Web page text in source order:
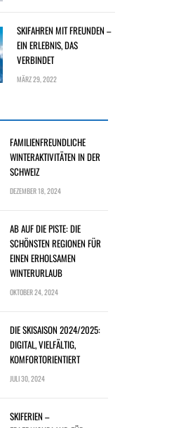
SKIFAHREN MIT FREUNDEN –
EIN ERLEBNIS, DAS
VERBINDET
MÄRZ 29, 2022
FAMILIENFREUNDLICHE
WINTERAKTIVITÄTEN IN DER
SCHWEIZ
DEZEMBER 18, 2024
AB AUF DIE PISTE: DIE
SCHÖNSTEN REGIONEN FÜR
EINEN ERHOLSAMEN
WINTERURLAUB
OKTOBER 24, 2024
DIE SKISAISON 2024/2025:
DIGITAL, VIELFÄLTIG,
KOMFORTORIENTIERT
JULI 30, 2024
SKIFERIEN –